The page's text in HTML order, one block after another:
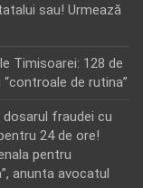
sau! Urmează
Timisoarei: 128 de
de rutina”
fraudei cu
24 de ore!
pentru
anunta avocatul